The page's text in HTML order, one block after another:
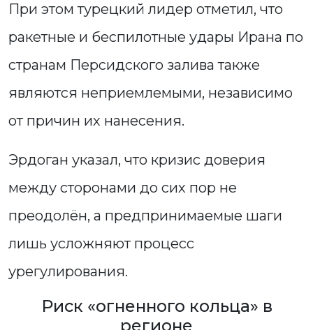
При этом турецкий лидер отметил, что
ракетные и беспилотные удары Ирана по
странам Персидского залива также
являются неприемлемыми, независимо
от причин их нанесения.
Эрдоган указал, что кризис доверия
между сторонами до сих пор не
преодолён, а предпринимаемые шаги
лишь усложняют процесс
урегулирования.
Риск «огненного кольца» в
регионе